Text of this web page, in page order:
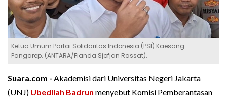
Ketua Umum Partai Solidaritas Indonesia (PSI) Kaesang
Pangarep. (ANTARA/Fianda Sjofjan Rassat).
Suara.com - Akademisi dari Universitas Negeri Jakarta
(UNJ) Ubedilah Badrun menyebut Komisi Pemberantasan